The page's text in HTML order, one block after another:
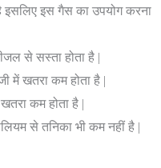
इस गैस का उपयोग करना
से सस्ता होता है |
में खतरा कम होता है |
कम होता है |
से तनिका भी कम नहीं है |